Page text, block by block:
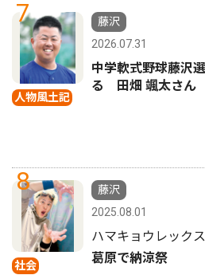
7
人物風土記
藤沢
2026.07.31
中学軟式野球藤沢
る 田畑 颯太さ
8
社会
藤沢
2025.08.01
ハマキョウレックス
葛原で納涼祭